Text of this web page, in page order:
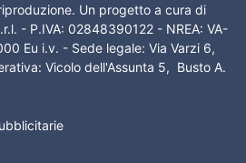
Un progetto a cura di
- P.IVA: 02848390122 - NREA: VA-
Eu i.v. - Sede legale: Via Varzi 6,
Vicolo dell'Assunta 5, Busto A.